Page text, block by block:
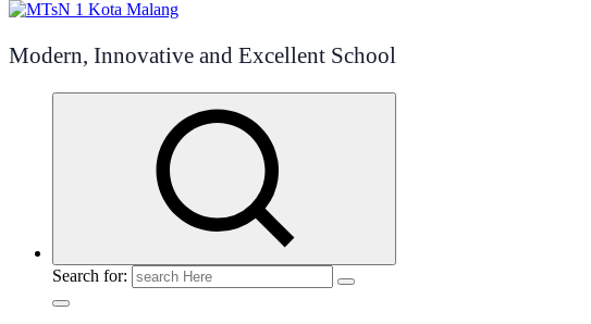
Modern, Innovative and Excellent School
Search for: